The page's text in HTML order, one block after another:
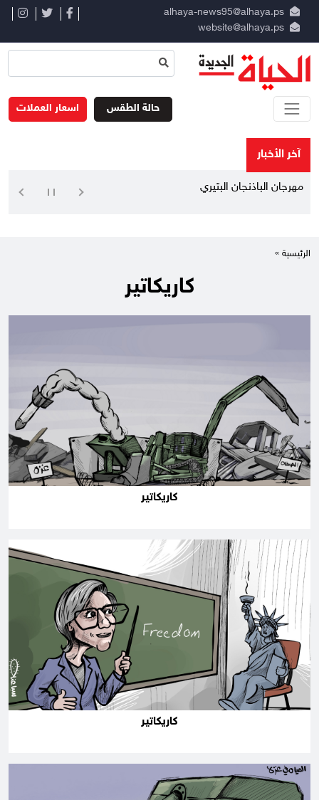
alhaya-news95@alhaya.ps
website@alhaya.ps
اسعار العملات حالة الطقس
آخر الأخبار
مهرجان الباذنجان البتيري السنوي.. ملت
الرئيسية »
كاريكاتير
كاريكاتير
كاريكاتير